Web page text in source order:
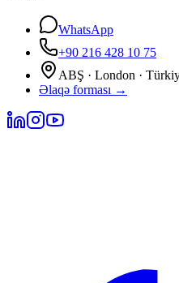
WhatsApp
+90 216 428 10 75
ABŞ · London ·
Əlaqə forması →